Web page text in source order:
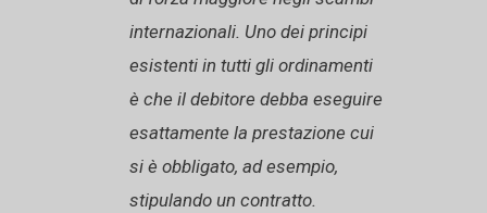
internazionali. Uno dei principi
esistenti in tutti gli ordinamenti
è che il debitore debba eseguire
esattamente la prestazione cui
si è obbligato, ad esempio,
stipulando un contratto.